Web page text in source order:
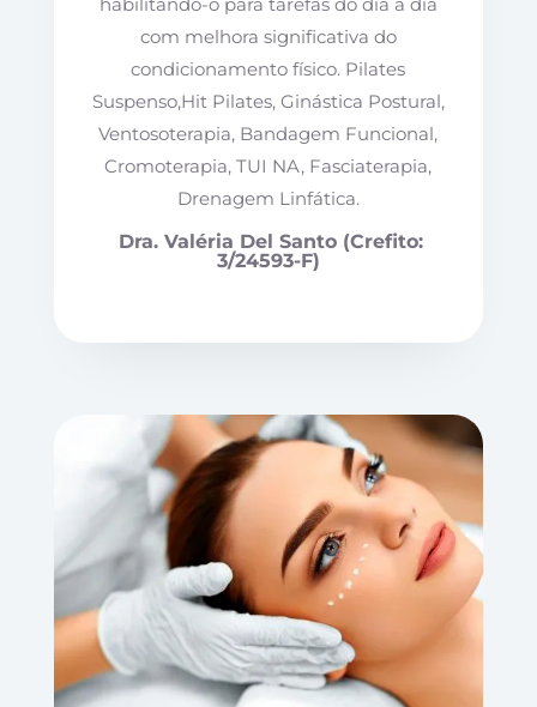
com melhora significativa do
condicionamento físico. Pilates
Suspenso,Hit Pilates, Ginástica Postural,
Ventosoterapia, Bandagem Funcional,
Cromoterapia, TUI NA, Fasciaterapia,
Drenagem Linfática.
Dra. Valéria Del Santo (Crefito:
3/24593-F)